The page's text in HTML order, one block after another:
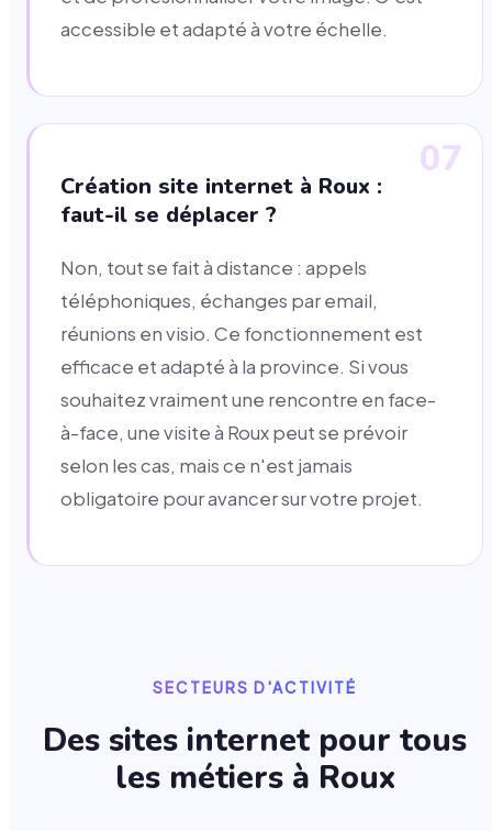
accessible et adapté à votre échelle.
07
Création site internet à Roux :
faut-il se déplacer ?
Non, tout se fait à distance : appels
téléphoniques, échanges par email,
réunions en visio. Ce fonctionnement est
efficace et adapté à la province. Si vous
souhaitez vraiment une rencontre en face-
à-face, une visite à Roux peut se prévoir
selon les cas, mais ce n'est jamais
obligatoire pour avancer sur votre projet.
SECTEURS D'ACTIVITÉ
Des sites internet pour tous
les métiers à Roux